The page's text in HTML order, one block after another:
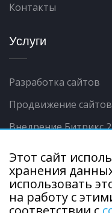
Контакты
Услуги
Разработка сайтов
Продвижение сайтов
Внедрение Битрикс
Интеграции сайта с
Продвижение в
Этот сайт
хранения
использовать
на работу с